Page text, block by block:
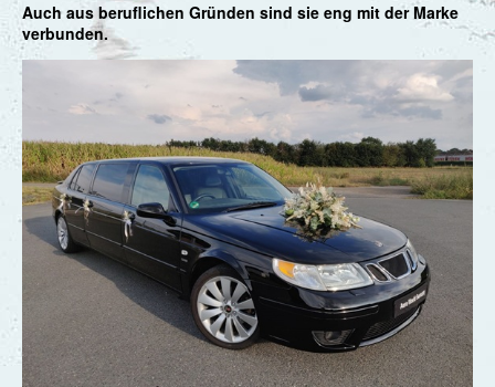
Auch aus beruflichen Gründen sind sie eng mit der Marke
verbunden.